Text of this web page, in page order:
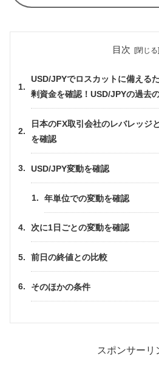
目次
USD/JPYでロスカットに備える
剰資金を確認！USD/JPYの過去
日本のFX取引会社のレバレッジ
を確認
USD/JPY変動を確認
年単位での変動を確認
次に1日ごとの変動を確認
前日の終値との比較
そのほかの条件
スポンサーリ